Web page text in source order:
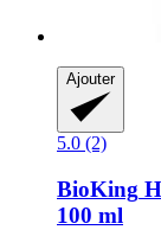
Ajouter
5.0 (2)
BioKing
100 ml